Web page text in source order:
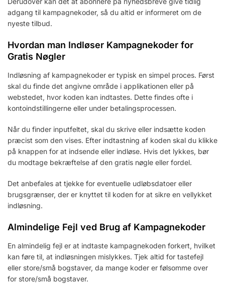
adgang til kampagnekoder, så du altid er informeret om de
nyeste tilbud.
Hvordan man Indløser Kampagnekoder for
Gratis Nøgler
Indløsning af kampagnekoder er typisk en simpel proces. Først
skal du finde det angivne område i applikationen eller på
webstedet, hvor koden kan indtastes. Dette findes ofte i
kontoindstillingerne eller under betalingsprocessen.
Når du finder inputfeltet, skal du skrive eller indsætte koden
præcist som den vises. Efter indtastning af koden skal du klikke
på knappen for at indsende eller indløse. Hvis det lykkes, bør
du modtage bekræftelse af den gratis nøgle eller fordel.
Det anbefales at tjekke for eventuelle udløbsdatoer eller
brugsgrænser, der er knyttet til koden for at sikre en vellykket
indløsning.
Almindelige Fejl ved Brug af Kampagnekoder
En almindelig fejl er at indtaste kampagnekoden forkert, hvilket
kan føre til, at indløsningen mislykkes. Tjek altid for tastefejl
eller store/små bogstaver, da mange koder er følsomme over
for store/små bogstaver.